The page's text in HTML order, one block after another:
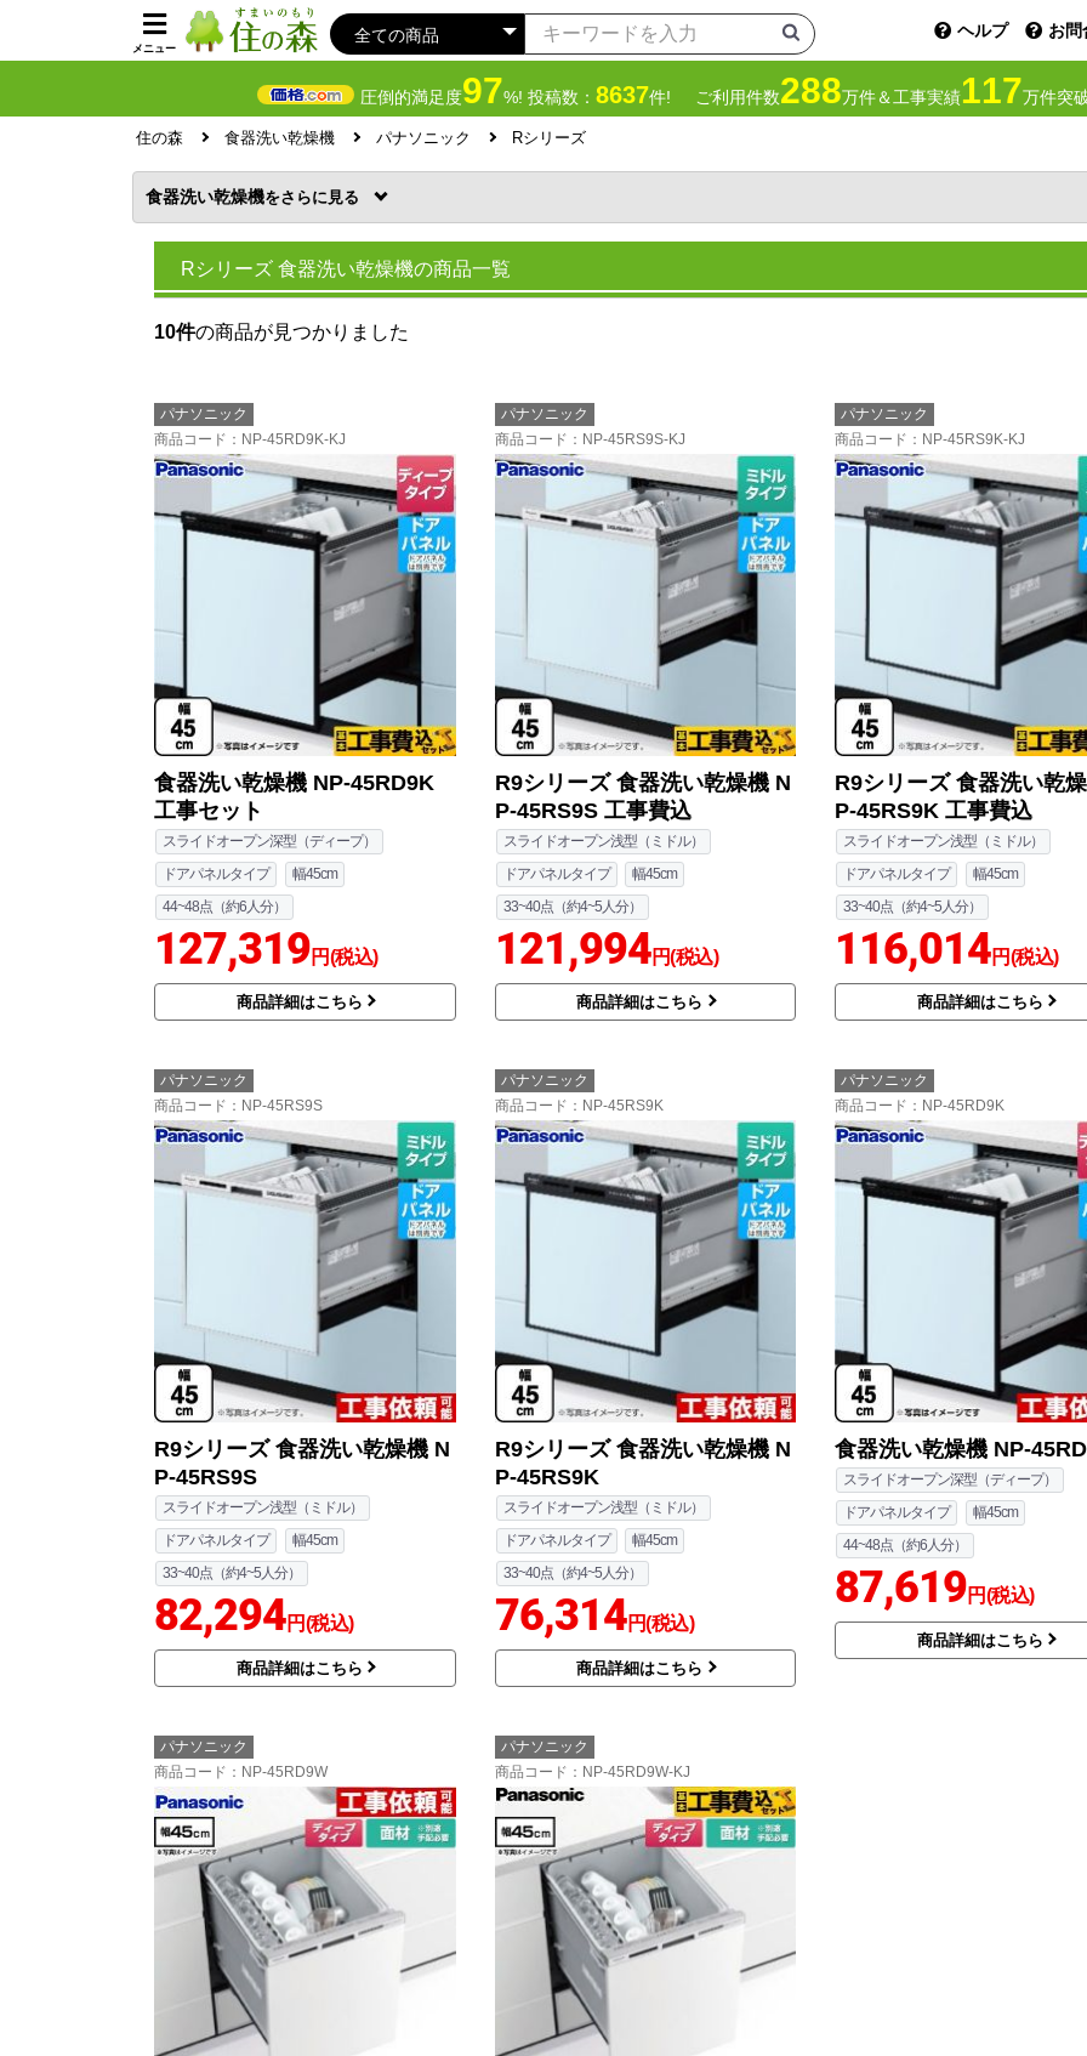
メニュー
ヘルプ お問
圧倒的満足度97%! 投稿数： 8637件! ご利用件数288万件＆工事実績117万件突
住の森 食器洗い乾燥機 パナソニック Rシリーズ
食器洗い乾燥機を
Rシリーズ 食器洗い乾燥機の商品一覧
10件の商品が見つかりました
パナソニック
商品コード ：NP-45RD9K-KJ
食器洗い乾燥機 NP-45RD9K
工事セット
スライドオープン深型（ディープ）
ドアパネルタイプ
幅45cm
44~48点（約6人分）
127,319円(税込)
商品詳細はこちら
パナソニック
商品コード ：NP-45RS9S-KJ
R9シリーズ 食器洗い乾燥機 N
P-45RS9S 工事費込
スライドオープン浅型（ミドル）
ドアパネルタイプ
幅45cm
33~40点（約4~5人分）
121,994円(税込)
商品詳細はこちら
パナソニック
商品コード ：NP-45RS9K-KJ
R9シリーズ 食器洗い乾
P-45RS9K 工事費込
スライドオープン浅型（ミドル）
ドアパネルタイプ
幅45cm
33~40点（約4~5人分）
116,014円(税込)
商品詳細はこちら
パナソニック
商品コード ：NP-45RS9S
R9シリーズ 食器洗い乾燥機 N
P-45RS9S
スライドオープン浅型（ミドル）
ドアパネルタイプ
幅45cm
33~40点（約4~5人分）
82,294円(税込)
商品詳細はこちら
パナソニック
商品コード ：NP-45RS9K
R9シリーズ 食器洗い乾燥機 N
P-45RS9K
スライドオープン浅型（ミドル）
ドアパネルタイプ
幅45cm
33~40点（約4~5人分）
76,314円(税込)
商品詳細はこちら
パナソニック
商品コード ：NP-45RD9K
食器洗い乾燥機 NP-
スライドオープン深型（ディープ）
ドアパネルタイプ
幅45cm
44~48点（約6人分）
87,619円(税込)
商品詳細はこちら
パナソニック
商品コード ：NP-45RD9W
パナソニック
商品コード ：NP-45RD9W-KJ